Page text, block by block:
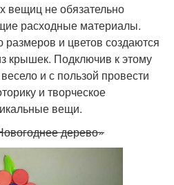
вещиц не обязательно
расходные материалы.
и цветов создаются
крышек. Подключив к этому
и с пользой провести
и творческое
вещи.
дерево»